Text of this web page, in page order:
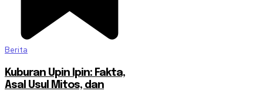
Berita
Kuburan Upin Ipin: Fakta,
Asal Usul Mitos, dan